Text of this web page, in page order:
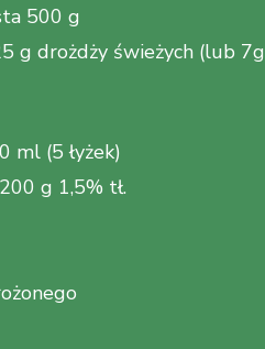
500 g
g drożdży świeżych (lub 7g
ml (5 łyżek)
200 g 1,5% tł.